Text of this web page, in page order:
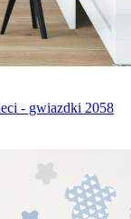
- gwiazdki 2058